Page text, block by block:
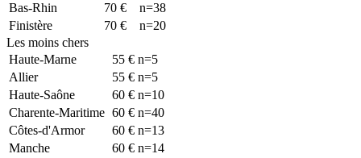
Bas-Rhin
70 € n=38
Finistère
70 € n=20
Les moins chers
Haute-Marne
55 € n=5
Allier
55 € n=5
Haute-Saône
60 € n=10
Charente-Maritime 60 € n=40
Côtes-d'Armor
60 € n=13
Manche
60 € n=14